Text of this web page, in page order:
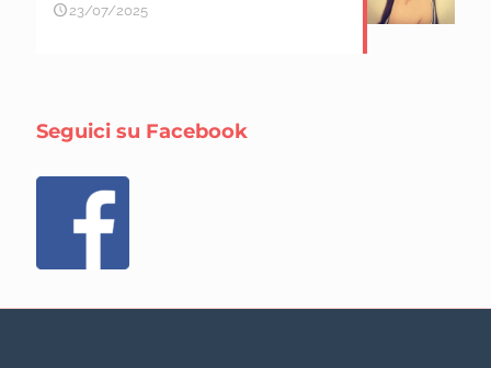
23/07/2025
Seguici su Facebook